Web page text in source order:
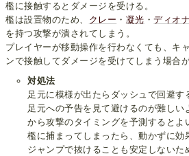
檻に接触するとダメージを受ける。
檻は設置物のため、 クレー ・ 凝光 ・ディオ
を持つ攻撃が潰されてしまう。
プレイヤーが移動操作を行わなくても、キ
ンで接触してダメージを受けてしまう場合が
対処法
足元に模様が出たらダッシュで回避す
足元への予告を見て避けるのが難しい
から攻撃のタイミングを予測するとよ
檻に捕まってしまったら、動かずに効
ジャンプで抜けることも安定しない